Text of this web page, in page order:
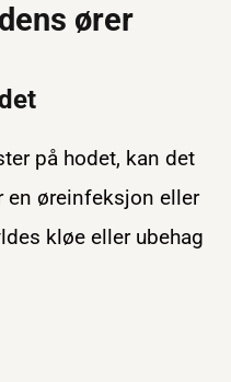
ører
på hodet, kan det
en øreinfeksjon eller
kløe eller ubehag